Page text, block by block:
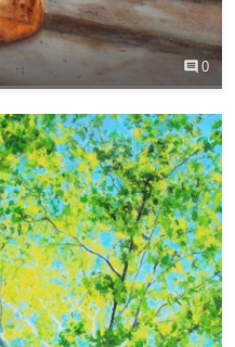
 0